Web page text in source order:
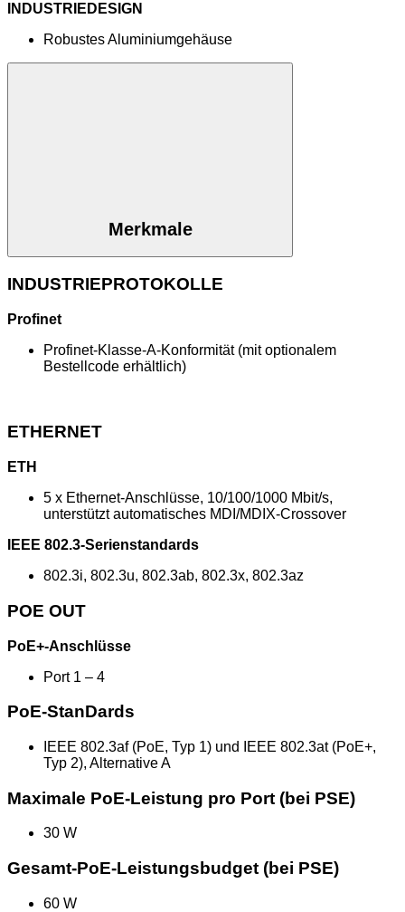
INDUSTRIEDESIGN
Robustes Aluminiumgehäuse
Merkmale
INDUSTRIEPROTOKOLLE
Profinet
Profinet-Klasse-A-Konformität (mit optionalem
Bestellcode erhältlich)
ETHERNET
ETH
5 x Ethernet-Anschlüsse, 10/100/1000 Mbit/s,
unterstützt automatisches MDI/MDIX-Crossover
IEEE 802.3-Serienstandards
802.3i, 802.3u, 802.3ab, 802.3x, 802.3az
POE OUT
PoE+-Anschlüsse
Port 1 – 4
PoE-StanDards
IEEE 802.3af (PoE, Typ 1) und IEEE 802.3at (PoE+,
Typ 2), Alternative A
Maximale PoE-Leistung pro Port (bei PSE)
30 W
Gesamt-PoE-Leistungsbudget (bei PSE)
60 W